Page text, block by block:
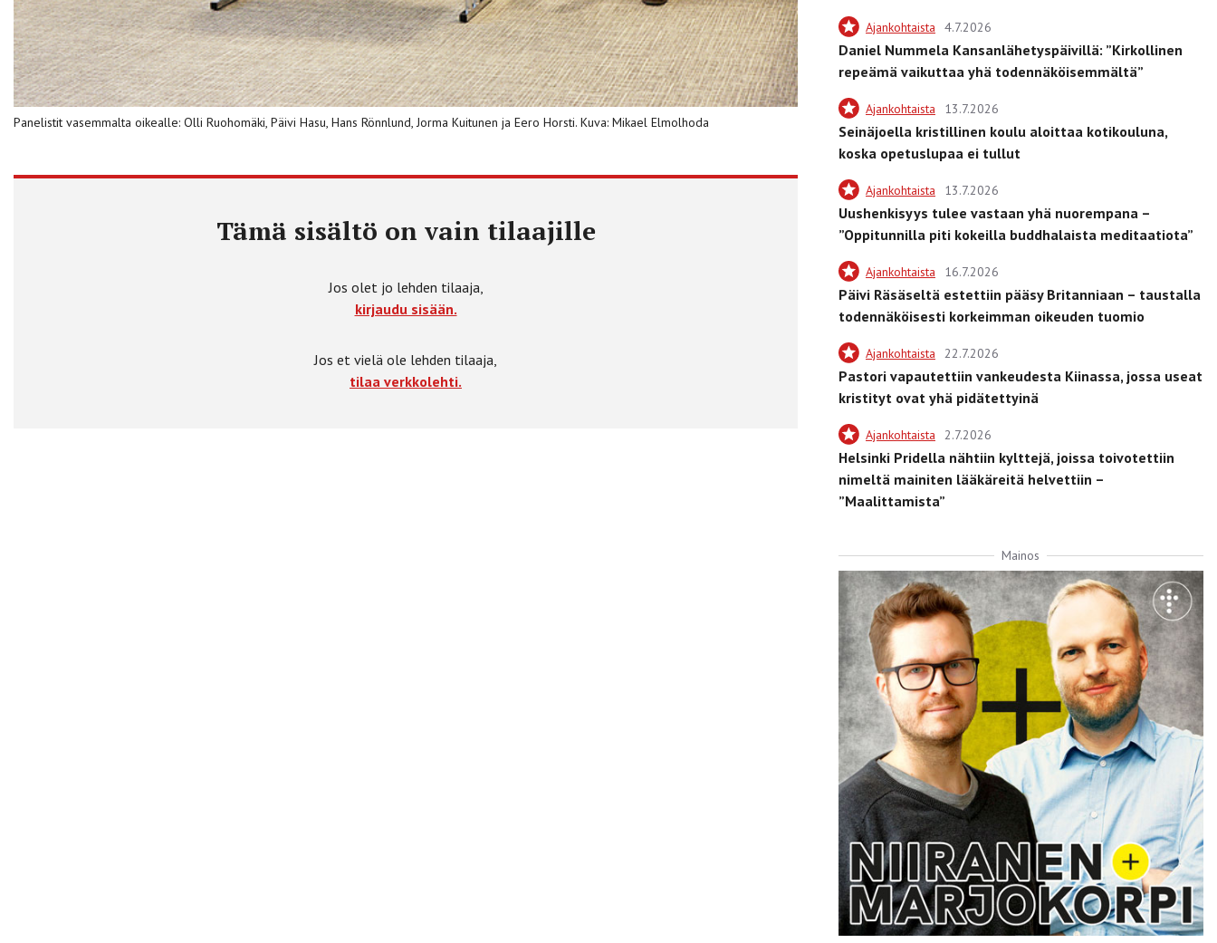
Panelistit vasemmalta oikealle: Olli Ruohomäki, Päivi Hasu, Hans Rönnlund, Jorma Kuitunen ja Eero Horsti. Kuva: Mikael Elmolhoda
Tämä sisältö on vain tilaajille
Jos olet jo lehden tilaaja,
kirjaudu sisään.
Jos et vielä ole lehden tilaaja,
tilaa verkkolehti.
Ajankohtaista 4.7.2026
Daniel Nummela Kansanlähetyspäivillä: ”Kirkollinen
repeämä vaikuttaa yhä todennäköisemmältä”
Ajankohtaista 13.7.2026
Seinäjoella kristillinen koulu aloittaa kotikouluna,
koska opetuslupaa ei tullut
Ajankohtaista 13.7.2026
Uushenkisyys tulee vastaan yhä nuorempana –
”Oppitunnilla piti kokeilla buddhalaista meditaatiota”
Ajankohtaista 16.7.2026
Päivi Räsäseltä estettiin pääsy Britanniaan – taustalla
todennäköisesti korkeimman oikeuden tuomio
Ajankohtaista 22.7.2026
Pastori vapautettiin vankeudesta Kiinassa, jossa useat
kristityt ovat yhä pidätettyinä
Ajankohtaista 2.7.2026
Helsinki Pridella nähtiin kylttejä, joissa toivotettiin
nimeltä mainiten lääkäreitä helvettiin –
”Maalittamista”
Mainos